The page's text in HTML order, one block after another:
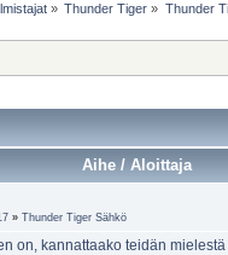
» Thunder Tiger » Thunder
Aihe / Aloittaja
» Thunder Tiger Sähkö
on, kannattaako teidän